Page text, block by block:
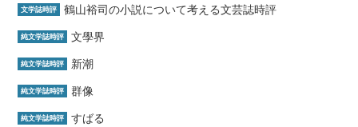
文学誌時評 鶴山裕司の小説について考える文芸誌時評
純文学誌時評 文學界
純文学誌時評 新潮
純文学誌時評 群像
純文学誌時評 すばる